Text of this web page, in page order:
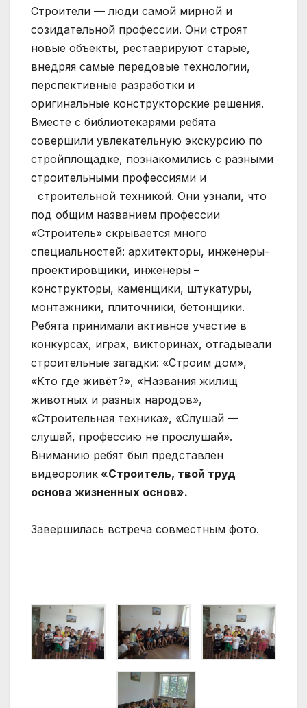
Строители — люди самой мирной и
созидательной профессии. Они строят
новые объекты, реставрируют старые,
внедряя самые передовые технологии,
перспективные разработки и
оригинальные конструкторские решения.
Вместе с библиотекарями ребята
совершили увлекательную экскурсию по
стройплощадке, познакомились с разными
строительными профессиями и
строительной техникой. Они узнали, что
под общим названием профессии
«Строитель» скрывается много
специальностей: архитекторы, инженеры-
проектировщики, инженеры –
конструкторы, каменщики, штукатуры,
монтажники, плиточники, бетонщики.
Ребята принимали активное участие в
конкурсах, играх, викторинах, отгадывали
строительные загадки: «Строим дом»,
«Кто где живёт?», «Названия жилищ
животных и разных народов»,
«Строительная техника», «Слушай —
слушай, профессию не прослушай».
Вниманию ребят был представлен
видеоролик «Строитель, твой труд
основа жизненных основ».
Завершилась встреча совместным фото.